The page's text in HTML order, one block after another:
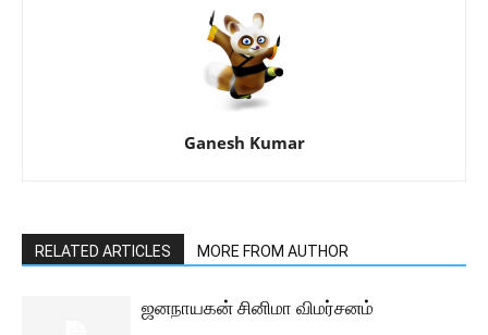
Ganesh Kumar
RELATED ARTICLES MORE FROM AUTHOR
ஜனநாயகன் சினிமா விமர்சனம்